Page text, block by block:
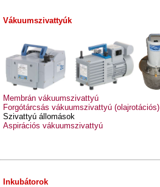
Vákuumszivattyúk
Membrán vákuumszivattyú
Forgótárcsás vákuumszivattyú (olajrotációs)
Szivattyú állomások
Aspirációs vákuumszivattyú
Inkubátorok